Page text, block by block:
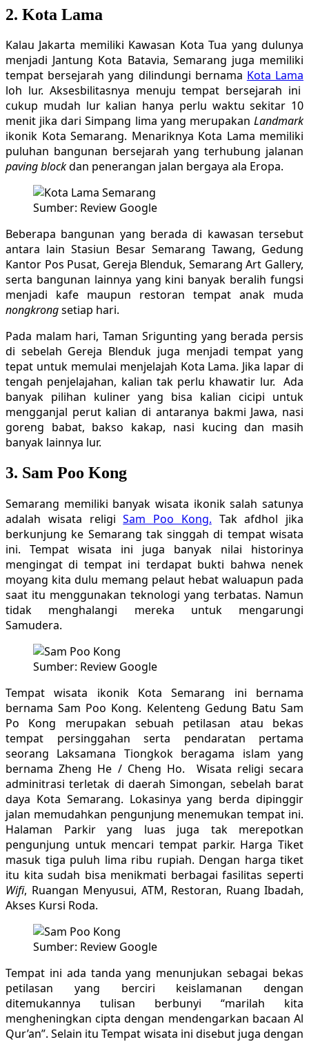
2. Kota Lama
Kalau Jakarta memiliki Kawasan Kota Tua yang dulunya
menjadi Jantung Kota Batavia, Semarang juga memiliki
tempat bersejarah yang dilindungi bernama Kota Lama
loh lur. Aksesbilitasnya menuju tempat bersejarah ini
cukup mudah lur kalian hanya perlu waktu sekitar 10
menit jika dari Simpang lima yang merupakan Landmark
ikonik Kota Semarang. Menariknya Kota Lama memiliki
puluhan bangunan bersejarah yang terhubung jalanan
paving blockdan penerangan jalan bergaya ala Eropa.
Sumber: Review Google
Beberapa bangunan yang berada di kawasan tersebut
antara lain Stasiun Besar Semarang Tawang, Gedung
Kantor Pos Pusat, Gereja Blenduk, Semarang Art Gallery,
serta bangunan lainnya yang kini banyak beralih fungsi
menjadi kafe maupun restoran tempat anak muda
nongkrongsetiap hari.
Pada malam hari, Taman Srigunting yang berada persis
di sebelah Gereja Blenduk juga menjadi tempat yang
tepat untuk memulai menjelajah Kota Lama. Jika lapar di
tengah penjelajahan, kalian tak perlu khawatir lur. Ada
banyak pilihan kuliner yang bisa kalian cicipi untuk
mengganjal perut kalian di antaranya bakmi Jawa, nasi
goreng babat, bakso kakap, nasi kucing dan masih
banyak lainnya lur.
3. Sam Poo Kong
Semarang memiliki banyak wisata ikonik salah satunya
adalah wisata religiSam Poo Kong. Tak afdhol jika
berkunjung ke Semarang tak singgah di tempat wisata
ini. Tempat wisata ini juga banyak nilai historinya
mengingat di tempat ini terdapat bukti bahwa nenek
moyang kita dulu memang pelaut hebat waluapun pada
saat itu menggunakan teknologi yang terbatas. Namun
tidak menghalangi mereka untuk mengarungi
Samudera.
Sumber: Review Google
Tempat wisata ikonik Kota Semarang ini bernama
bernama Sam Poo Kong. Kelenteng Gedung Batu Sam
Po Kong merupakan sebuah petilasan atau bekas
tempat persinggahan serta pendaratan pertama
seorang Laksamana Tiongkok beragama islam yang
bernama Zheng He / Cheng Ho. Wisata religi secara
adminitrasi terletak di daerah Simongan, sebelah barat
daya Kota Semarang. Lokasinya yang berda dipinggir
jalan memudahkan pengunjung menemukan tempat ini.
Halaman Parkir yang luas juga tak merepotkan
pengunjung untuk mencari tempat parkir. Harga Tiket
masuk tiga puluh lima ribu rupiah. Dengan harga tiket
itu kita sudah bisa menikmati berbagai fasilitas seperti
Wifi, Ruangan Menyusui, ATM, Restoran, Ruang Ibadah,
Akses Kursi Roda.
Sumber: Review Google
Tempat ini ada tanda yang menunjukan sebagai bekas
petilasan yang berciri keislamanan dengan
ditemukannya tulisan berbunyi “marilah kita
mengheningkan cipta dengan mendengarkan bacaan Al
Qur’an”. Selain itu Tempat wisata ini disebut juga dengan